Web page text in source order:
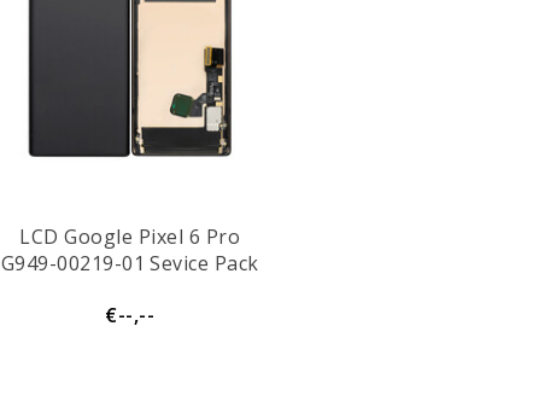
LCD Google Pixel 6 Pro
G949-00219-01 Sevice Pack
€--,--